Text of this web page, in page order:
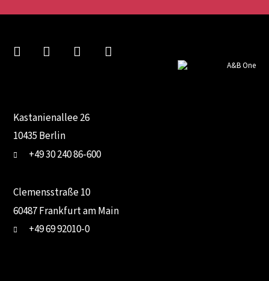
Kastanienallee 26
10435 Berlin
+49 30 240 86-600
Clemensstraße 10
60487 Frankfurt am Main
+49 69 92010-0